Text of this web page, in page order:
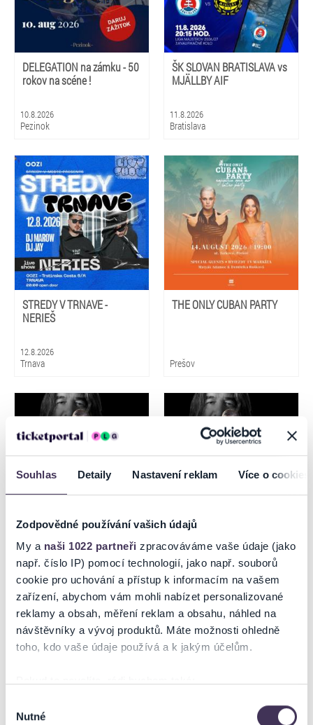
Souhlas Detaily Nastavení reklam Více o cookies
Zodpovědné používání vašich údajů
My a naši 1022 partneři zpracováváme vaše údaje (jako
např. číslo IP) pomocí technologií, jako např. souborů
cookie pro uchování a přístup k informacím na vašem
zařízení, abychom vám mohli nabízet personalizované
reklamy a obsah, měření reklam a obsahu, náhled na
návštěvníky a vývoj produktů. Máte možnosti ohledně
toho, kdo vaše údaje používá a k jakým účelům.
které mohou být přesné na několik metrů
souhlasu
Nutné
DELEGATION na zámku - 50
rokov na scéne !
10.8.2026
Pezinok
ŠK SLOVAN BRATISLAVA vs
MJÄLLBY AIF
11.8.2026
Bratislava
STREDY V TRNAVE -
NERIEŠ
12.8.2026
Trnava
THE ONLY CUBAN PARTY
Prešov
DRUPI - 50 ANNI TOUR
15.8.2026
Trnava
DRUPI - 50 ANNI TOUR
Martin